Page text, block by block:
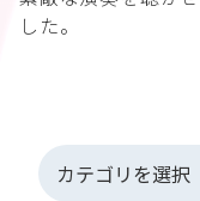
した。